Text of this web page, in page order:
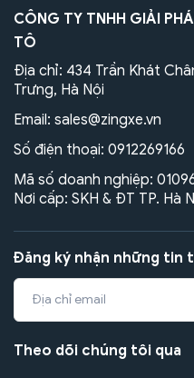
CÔNG TY TNHH GIẢI
TÔ
Địa chỉ: 434 Trần Khát
Trưng, Hà Nội
Email: sales@zingxe.vn
Số điện thoại: 0912269166
Mã số doanh nghiệp:
Nơi cấp: SKH & ĐT TP. Hà
Đăng ký nhận những tin
Theo dõi chúng tôi qua